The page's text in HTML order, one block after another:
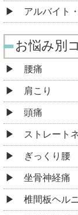
アルバイト
お悩み別
腰痛
肩こり
頭痛
ストレート
ぎっくり腰
坐骨神経痛
椎間板ヘル